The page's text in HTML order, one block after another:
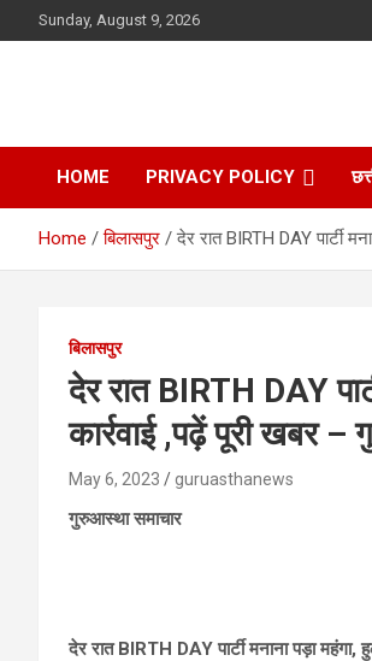
to
Sunday, August 9, 2026
HOME PRIVACY POLICY
Home बिलासपुर देर रात BIRTH DAY पार्टी
बिलासपुर
देर रात BIRTH DAY
कार्रवाई ,पढ़ें पूरी खबर
May 6, 2023 guruasthanews
गुरुआस्था समाचार
देर रात BIRTH DAY पार्टी मनाना पड़ा महंगा,